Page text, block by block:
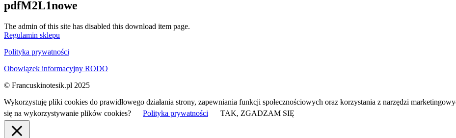
pdfM2L1nowe
The admin of this site has disabled this download item page.
Regulamin sklepu
Polityka prywatności
Obowiązek informacyjny RODO
© Francuskinotesik.pl 2025
Wykorzystuję pliki cookies do prawidłowego działania strony, zapewniania funkcji społecznościowych oraz korzystania z narzędzi
się na wykorzystywanie plików cookies?
Polityka prywatności TAK, ZGADZAM SIĘ